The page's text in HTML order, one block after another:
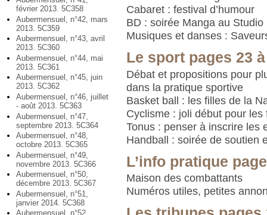
février 2013. 5C358
Aubermensuel, n°42, mars
2013. 5C359
Aubermensuel, n°43, avril
2013. 5C360
Aubermensuel, n°44, mai
2013. 5C361
Aubermensuel, n°45, juin
2013. 5C362
Aubermensuel, n°46, juillet
- août 2013. 5C363
Aubermensuel, n°47,
septembre 2013. 5C364
Aubermensuel, n°48,
octobre 2013. 5C365
Aubermensuel, n°49,
novembre 2013. 5C366
Aubermensuel, n°50,
décembre 2013. 5C367
Aubermensuel, n°51,
janvier 2014. 5C368
Aubermensuel, n°52,
Cabaret : festival d’humour
BD : soirée Manga au Studio
Musiques et danses :
Le sport pages 23
Débat et propositions pour
dans la pratique sportive
Basket ball : les filles de la
Cyclisme : joli début pour
Tonus : penser à inscrire les
Handball : soirée de soutien
L’info pratique
Maison des combattants
Numéros utiles, petites